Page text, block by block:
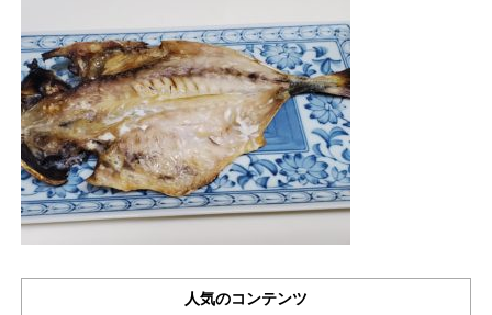
人気のコンテンツ